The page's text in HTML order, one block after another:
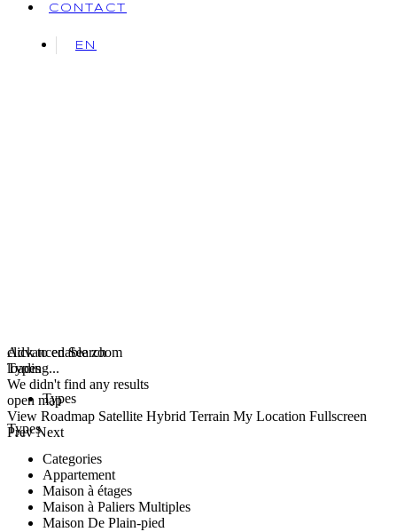
CONTACT
EN
click to enable zoom
loading...
We didn't find any results
open map
View Roadmap Satellite Hybrid Terrain My Location Fullscreen
Prev Next
Advanced Search
Types
Types
Types
Categories
Appartement
Maison à étages
Maison à Paliers Multiples
Maison De Plain-pied